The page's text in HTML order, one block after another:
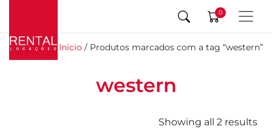
0
Início / Produtos marcados com a tag “western”
western
Showing all 2 results